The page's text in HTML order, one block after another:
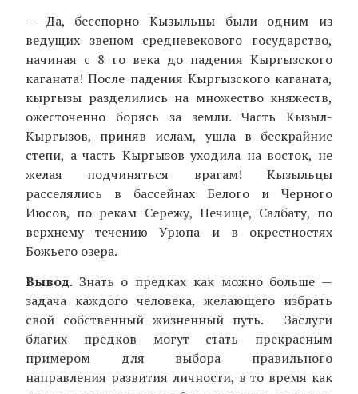
— Да, бесспорно Кызыльцы были одним из
ведущих звеном средневекового государство,
начиная с 8 го века до падения Кыргызского
каганата! После падения Кыргызского каганата,
кыргызы разделились на множество княжеств,
ожесточенно борясь за земли. Часть Кызыл-
Кыргызов, приняв ислам, ушла в бескрайние
степи, а часть Кыргызов уходила на восток, не
желая подчиняться врагам! Кызыльцы
расселялись в бассейнах Белого и Черного
Июсов, по рекам Сережу, Печище, Салбату, по
верхнему течению Урюпа и в окрестностях
Божьего озера.
Вывод. Знать о предках как можно больше —
задача каждого человека, желающего избрать
свой собственный жизненный путь. Заслуги
благих предков могут стать прекрасным
примером для выбора правильного
направления развития личности, в то время как